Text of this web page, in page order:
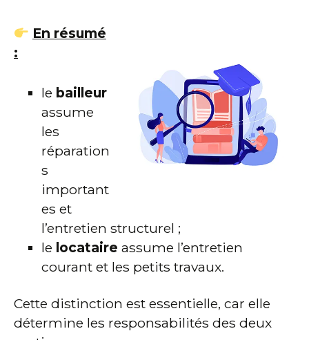
En résumé
:
le bailleur
assume
les
réparation
s
important
es et
l’entretien structurel ;
le locataire assume l’entretien
courant et les petits travaux.
Cette distinction est essentielle, car elle
détermine les responsabilités des deux